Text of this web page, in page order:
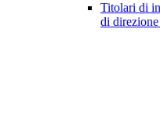
Titolari di
di